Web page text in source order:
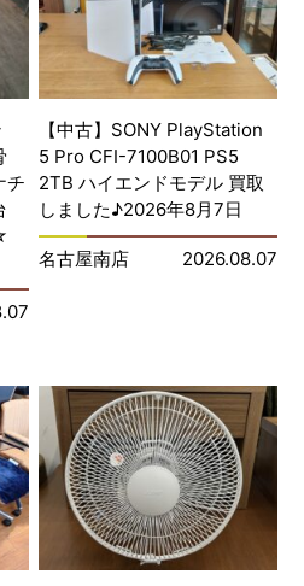
チ
☆
【中古】SONY PlayStation
5 Pro CFI-7100B01 PS5
2TB ハイエンドモデル 買取
しました♪2026年8月7日
名古屋南店 2026.08.07